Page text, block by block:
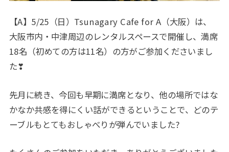
【A】5/25（日）Tsunagary Cafe for A（大阪）は、
大阪市内・中津周辺のレンタルスペースで開催し、満席
18名（初めての方は11名）の方がご参加くださいまし
た❣
先月に続き、今回も早期に満席となり、他の場所ではな
かなか共感を得にくい話ができるということで、どのテ
ーブルもとてもおしゃべりが弾んでいました?